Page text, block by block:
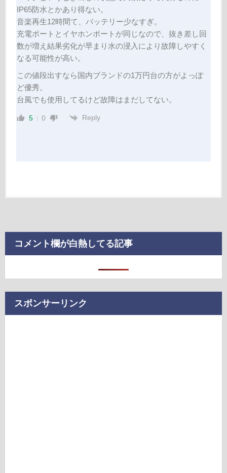
IP65防水とかあり得ない。
音楽再生12時間て、バッテリー少なすぎ。
充電ポートとイヤホンポートが同じなので、抜き差し回
数が増え結果劣化が早まり水の浸入により故障しやすく
なる可能性が高い。
この値段出すなら国内ブランドの1万円台の方がよっぽ
ど優秀。
台風でも使用してるけど故障はまだしてない。
5 0 Reply
コメント欄が白熱してる記事
スポンサーリンク